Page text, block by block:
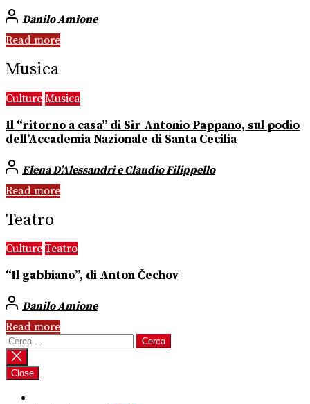
Danilo Amione
Read more
Musica
Culture Musica
Il “ritorno a casa” di Sir Antonio Pappano, sul podio
dell’Accademia Nazionale di Santa Cecilia
Elena D’Alessandri e Claudio Filippello
Read more
Teatro
Culture Teatro
“Il gabbiano”, di Anton Čechov
Danilo Amione
Read more
Ricerca
per:
Close